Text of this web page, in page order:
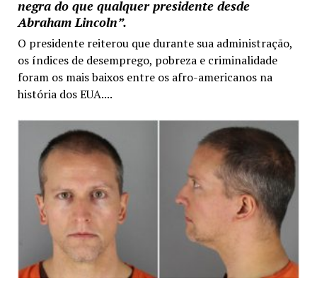
negra do que qualquer presidente desde
Abraham Lincoln”.
O presidente reiterou que durante sua administração,
os índices de desemprego, pobreza e criminalidade
foram os mais baixos entre os afro-americanos na
história dos EUA....